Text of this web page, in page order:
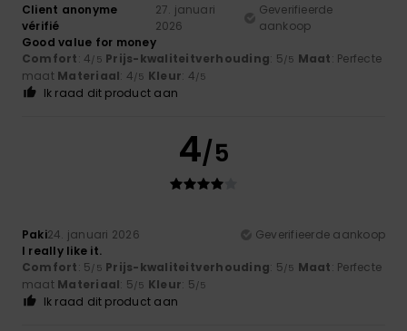
Client anonyme
vérifié
27. januari
2026
Geverifieerde
aankoop
Good value for money
Comfort: 4/5 Prijs-kwaliteitverhouding: 5/5 Maat: Perfecte
maat Materiaal: 4/5 Kleur: 4/5
Ik raad dit product aan
4/5
Paki24. januari 2026
Geverifieerde aankoop
I really like it.
Comfort: 5/5 Prijs-kwaliteitverhouding: 5/5 Maat: Perfecte
maat Materiaal: 5/5 Kleur: 5/5
Ik raad dit product aan